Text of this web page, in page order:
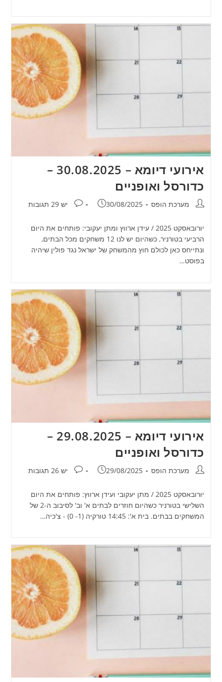
אירועי דיומא – 30.08.2025 –
כדורסל ואופניים
מחבר:מערכת הופס פורסם:
30/08/2025 תגובות:
יש 29 תגובות
יורובאסקט 2025 / עידן ארווץ ומתן יעקובי: פותחים את היום
הרביעי בטורניר, כשהיום יש לנו 12 משחקים מכל הבתים,
ונתייחס כאן לכולם חוץ מהמשחק של ישראל נגד פולין שיהיה
בפוסט…
אירועי דיומא – 29.08.2025 –
כדורסל ואופניים
מחבר:מערכת הופס פורסם:
29/08/2025 תגובות:
יש 26 תגובות
יורובאסקט 2025 / מתן יעקובי ועידן ארווץ: פותחים את היום
השלישי בטורניר כשהיום חוזרים לבתים א' וב' לסיבוב ה-2 של
המשחקים בבתים. בית א': 14:45 טורקיה (1- 0) - צ'כיה…